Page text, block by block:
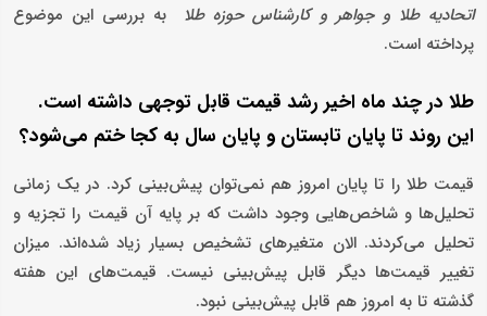
اتحادیه طلا و جواهر و کارشناس حوزه طلا به بررسی این موضوع
پرداخته است.
طلا در چند ماه اخیر رشد قیمت قابل توجهی داشته است.
این روند تا پایان تابستان و پایان سال به کجا ختم می‌شود؟
قیمت طلا را تا پایان امروز هم نمی‌توان پیش‌بینی کرد. در یک زمانی
تحلیل‌ها و شاخص‌هایی وجود داشت که بر پایه آن قیمت را تجزیه و
تحلیل می‌کردند. الان متغیر‌های تشخیص بسیار زیاد شده‌اند. میزان
تغییر قیمت‌ها دیگر قابل پیش‌بینی نیست. قیمت‌های این هفته
گذشته تا به امروز هم قابل پیش‌بینی نبود.